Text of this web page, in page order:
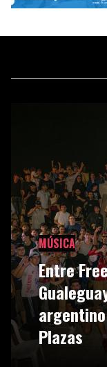
MÚSICA
Entre
Plazas